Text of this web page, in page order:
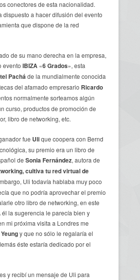
conectores de esta nacionalidad.
dispuesto a hacer difusión del evento
que dispone de la red
de su mano derecha en la empresa,
evento IBIZA «6 Grados», esta
Pacháde la mundialmente conocida
del afamado empresario Ricardo
normalmente sorteamos algún
curso, productos de promoción de
libro de networking, etc.
fue Ulique coopera con Bernd
su premio era un libro de
de Sonia Fernández, autora de
cultiva tu red virtual de
Uli todavía hablaba muy poco
que no podría aprovechar el premio
otro libro de networking, en este
él la sugerencia le parecía bien y
mi próxima visita a Londres me
y que no sólo le regalaría el
éste estaría dedicado por el
y recibí un mensaje de Uli para